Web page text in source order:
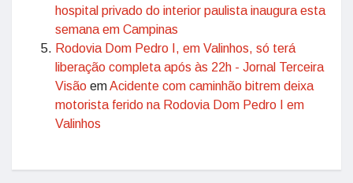
hospital privado do interior paulista inaugura esta
semana em Campinas
Rodovia Dom Pedro I, em Valinhos, só terá
liberação completa após às 22h - Jornal Terceira
Visão emAcidente com caminhão bitrem deixa
motorista ferido na Rodovia Dom Pedro I em
Valinhos